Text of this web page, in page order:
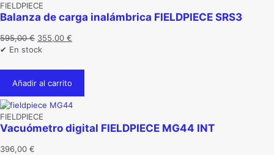
FIELDPIECE
Balanza de carga inalámbrica FIELDPIECE SRS3
595,00€ El
precio
era:
595,00 €.
355,00 €
es:
✔ En stock
Añadir al carrito
FIELDPIECE
Vacuómetro digital FIELDPIECE MG44 INT
396,00 €